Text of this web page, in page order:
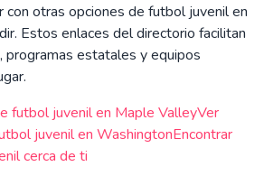
con otras opciones de futbol juvenil en
Estos enlaces del directorio facilitan
programas estatales y equipos
futbol juvenil en Maple ValleyVer
juvenil en WashingtonEncontrar
cerca de ti